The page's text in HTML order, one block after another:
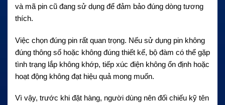
và mã pin cũ đang sử dụng để đảm bảo đúng dòng tương
thích.
Việc chọn đúng pin rất quan trọng. Nếu sử dụng pin không
đúng thông số hoặc không đúng thiết kế, bộ đàm có thể gặp
tình trạng lắp không khớp, tiếp xúc điện không ổn định hoặc
hoạt động không đạt hiệu quả mong muốn.
Vì vậy, trước khi đặt hàng, người dùng nên đối chiếu kỹ tên